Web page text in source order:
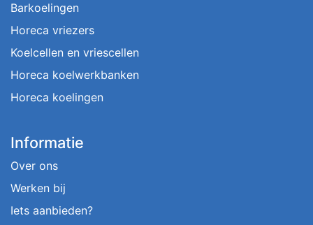
Barkoelingen
Horeca vriezers
Koelcellen en vriescellen
Horeca koelwerkbanken
Horeca koelingen
Informatie
Over ons
Werken bij
Iets aanbieden?